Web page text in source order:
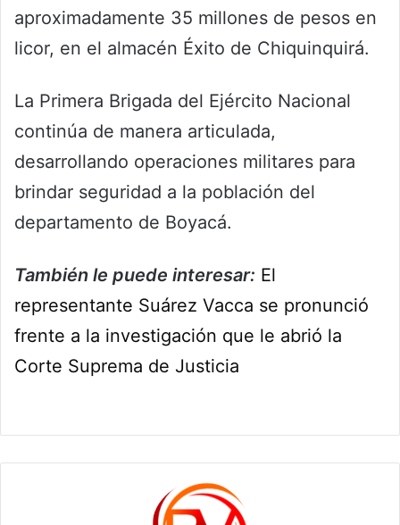
aproximadamente 35 millones de pesos en
licor, en el almacén Éxito de Chiquinquirá.
La Primera Brigada del Ejército Nacional
continúa de manera articulada,
desarrollando operaciones militares para
brindar seguridad a la población del
departamento de Boyacá.
También le puede interesar: El
representante Suárez Vacca se pronunció
frente a la investigación que le abrió la
Corte Suprema de Justicia